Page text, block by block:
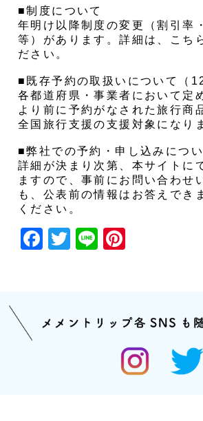
■制度について
年明け以降制度の変更（割引率
等）があります。詳細は、こち
ださい。
■既存予約の取扱いについて（
各都道府県・事業者において定
より前に予約がなされた旅行商
全国旅行支援の支援対象になり
■弊社での予約・申し込みについ
詳細が決まり次第、本サイトに
ますので、事前にお問い合わせ
も、公表前の情報はお答えでき
ください。
Facebook
Twitter
Line